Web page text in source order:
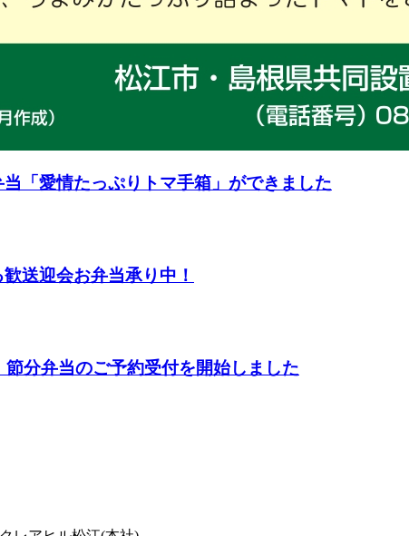
「愛情たっぷりトマ手箱」ができました
送迎会お弁当承り中！
節分弁当のご予約受付を開始しました